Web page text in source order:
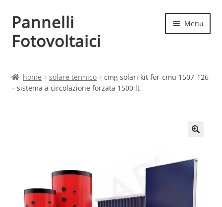
Vai
alla
navigazione
Vai
al
contenuto
Pannelli
Fotovoltaici
Menu
Cart
My account
home solare termico
cmg solari kit for-cmu 1507-126
– sistema a circolazione forzata 1500 lt